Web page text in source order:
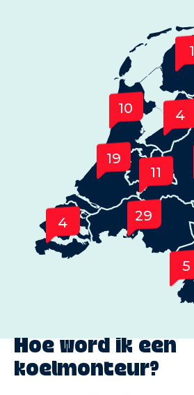
19
4
11
10
29
5
1
4
Hoe word ik een
koelmonteur?